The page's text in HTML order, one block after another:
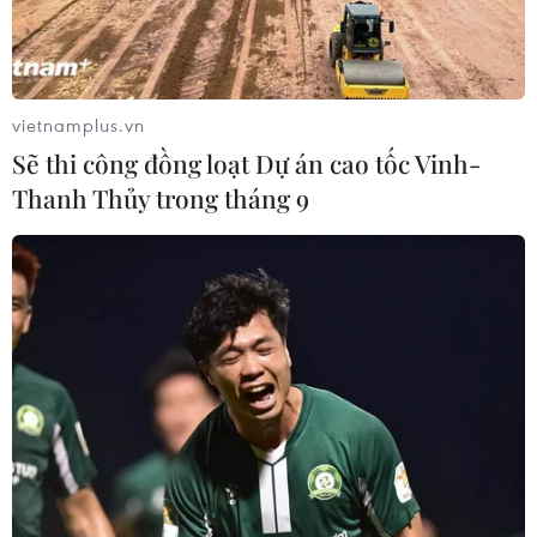
Nhật Bản.
Ảnh minh họa. (Nguồn: AFP/TTXVN)
Chủ tịch Tập đoàn sản xuất ôtô Hyundai Motor
vietnamplus.vn
Sẽ thi công đồng loạt Dự án cao tốc Vinh-
Thanh Thủy trong tháng 9